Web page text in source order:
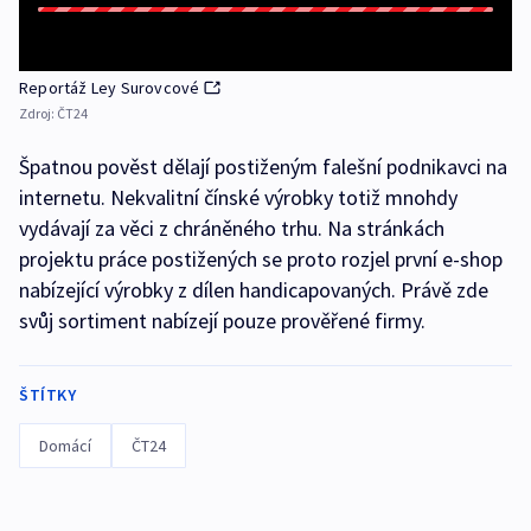
Reportáž Ley Surovcové
Zdroj: ČT24
Špatnou pověst dělají postiženým falešní podnikavci na
internetu. Nekvalitní čínské výrobky totiž mnohdy
vydávají za věci z chráněného trhu. Na stránkách
projektu práce postižených se proto rozjel první e-shop
nabízející výrobky z dílen handicapovaných. Právě zde
svůj sortiment nabízejí pouze prověřené firmy.
ŠTÍTKY
Domácí ČT24